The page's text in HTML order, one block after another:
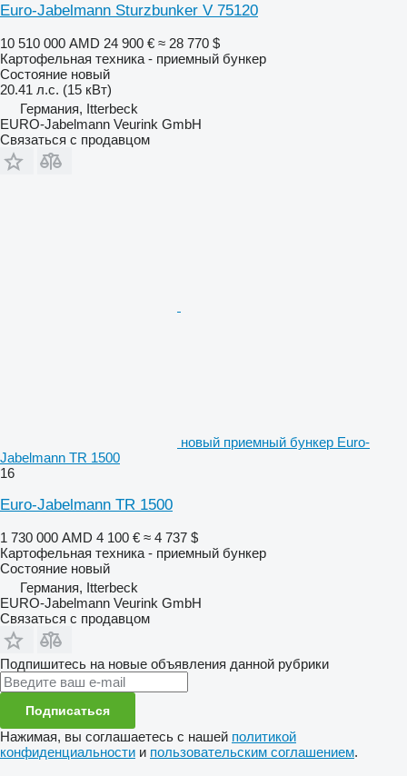
Euro-Jabelmann Sturzbunker V 75120
10 510 000 AMD 24 900 € ≈ 28 770 $
Картофельная техника - приемный бункер
Состояние новый
20.41 л.с. (15 кВт)
Германия, Itterbeck
EURO-Jabelmann Veurink GmbH
Связаться с продавцом
новый приемный бункер Euro-
Jabelmann TR 1500
16
Euro-Jabelmann TR 1500
1 730 000 AMD 4 100 € ≈ 4 737 $
Картофельная техника - приемный бункер
Состояние новый
Германия, Itterbeck
EURO-Jabelmann Veurink GmbH
Связаться с продавцом
Подпишитесь на новые объявления данной рубрики
Подписаться
Нажимая, вы соглашаетесь с нашей политикой
конфиденциальности и пользовательским соглашением.